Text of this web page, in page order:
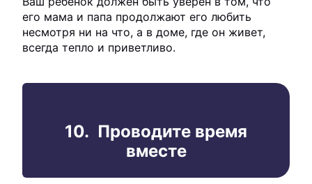
его мама и папа продолжают его любить
несмотря ни на что, а в доме, где он живет,
всегда тепло и приветливо.
10. Проводите время
вместе